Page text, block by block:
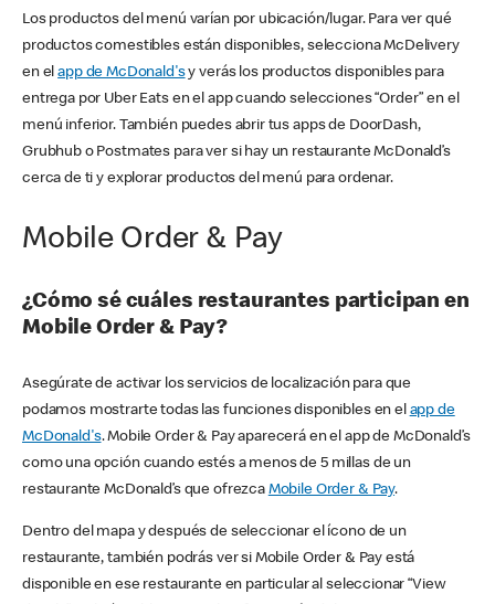
Los productos del menú varían por ubicación/lugar. Para ver qué
productos comestibles están disponibles, selecciona McDelivery
en elapp de McDonald'sy verás los productos disponibles para
entrega por Uber Eats en el app cuando selecciones “Order” en el
menú inferior. También puedes abrir tus apps de DoorDash,
Grubhub o Postmates para ver si hay un restaurante McDonald’s
cerca de ti y explorar productos del menú para ordenar.
Mobile Order & Pay
¿Cómo sé cuáles restaurantes participan en
Mobile Order & Pay?
Asegúrate de activar los servicios de localización para que
podamos mostrarte todas las funciones disponibles en el app de
McDonald's. Mobile Order & Pay aparecerá en el app de McDonald’s
como una opción cuando estés a menos de 5 millas de un
restaurante McDonald’s que ofrezca Mobile Order & Pay.
Dentro del mapa y después de seleccionar el ícono de un
restaurante, también podrás ver si Mobile Order & Pay está
disponible en ese restaurante en particular al seleccionar “View